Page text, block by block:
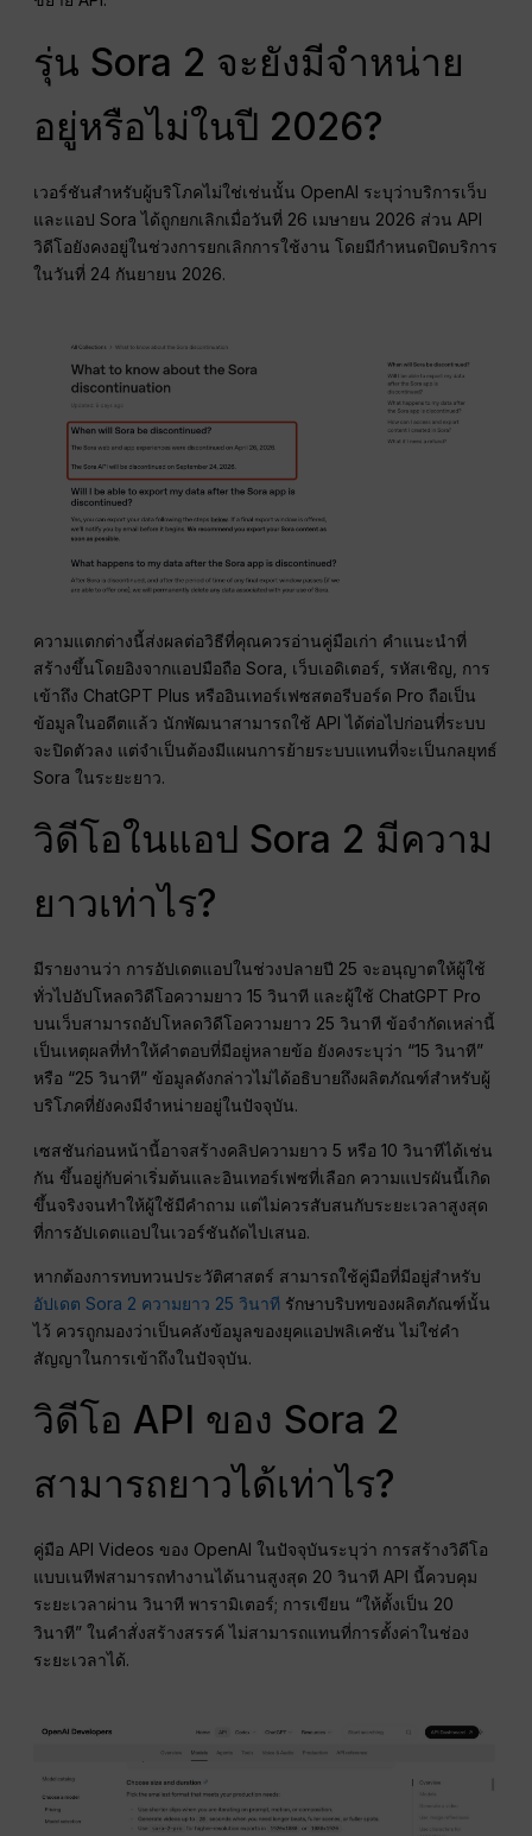
รุ่น Sora 2 จะยังมีจำหน่าย
อยู่หรือไม่ในปี 2026?
เวอร์ชันสำหรับผู้บริโภคไม่ใช่เช่นนั้น OpenAI ระบุว่าบริการเว็บ
และแอป Sora ได้ถูกยกเลิกเมื่อวันที่ 26 เมษายน 2026 ส่วน API
วิดีโอยังคงอยู่ในช่วงการยกเลิกการใช้งาน โดยมีกำหนดปิดบริการ
ในวันที่ 24 กันยายน 2026.
ความแตกต่างนี้ส่งผลต่อวิธีที่คุณควรอ่านคู่มือเก่า คำแนะนำที่
สร้างขึ้นโดยอิงจากแอปมือถือ Sora, เว็บเอดิเตอร์, รหัสเชิญ, การ
เข้าถึง ChatGPT Plus หรืออินเทอร์เฟซสตอรีบอร์ด Pro ถือเป็น
ข้อมูลในอดีตแล้ว นักพัฒนาสามารถใช้ API ได้ต่อไปก่อนที่ระบบ
จะปิดตัวลง แต่จำเป็นต้องมีแผนการย้ายระบบแทนที่จะเป็นกลยุทธ์
Sora ในระยะยาว.
วิดีโอในแอป Sora 2 มีความ
ยาวเท่าไร?
มีรายงานว่า การอัปเดตแอปในช่วงปลายปี 25 จะอนุญาตให้ผู้ใช้
ทั่วไปอัปโหลดวิดีโอความยาว 15 วินาที และผู้ใช้ ChatGPT Pro
บนเว็บสามารถอัปโหลดวิดีโอความยาว 25 วินาที ข้อจำกัดเหล่านี้
เป็นเหตุผลที่ทำให้คำตอบที่มีอยู่หลายข้อ ยังคงระบุว่า “15 วินาที”
หรือ “25 วินาที” ข้อมูลดังกล่าวไม่ได้อธิบายถึงผลิตภัณฑ์สำหรับผู้
บริโภคที่ยังคงมีจำหน่ายอยู่ในปัจจุบัน.
เซสชันก่อนหน้านี้อาจสร้างคลิปความยาว 5 หรือ 10 วินาทีได้เช่น
กัน ขึ้นอยู่กับค่าเริ่มต้นและอินเทอร์เฟซที่เลือก ความแปรผันนี้เกิด
ขึ้นจริงจนทำให้ผู้ใช้มีคำถาม แต่ไม่ควรสับสนกับระยะเวลาสูงสุด
ที่การอัปเดตแอปในเวอร์ชันถัดไปเสนอ.
หากต้องการทบทวนประวัติศาสตร์ สามารถใช้คู่มือที่มีอยู่สำหรับ
อัปเดต Sora 2 ความยาว 25 วินาที รักษาบริบทของผลิตภัณฑ์นั้น
ไว้ ควรถูกมองว่าเป็นคลังข้อมูลของยุคแอปพลิเคชัน ไม่ใช่คำ
สัญญาในการเข้าถึงในปัจจุบัน.
วิดีโอ API ของ Sora 2
สามารถยาวได้เท่าไร?
คู่มือ API Videos ของ OpenAI ในปัจจุบันระบุว่า การสร้างวิดีโอ
แบบเนทีฟสามารถทำงานได้นานสูงสุด 20 วินาที API นี้ควบคุม
ระยะเวลาผ่าน วินาที พารามิเตอร์; การเขียน “ให้ตั้งเป็น 20
วินาที” ในคำสั่งสร้างสรรค์ ไม่สามารถแทนที่การตั้งค่าในช่อง
ระยะเวลาได้.